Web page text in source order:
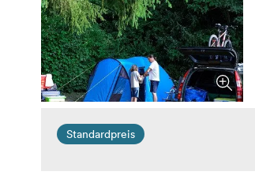
Standardpreis